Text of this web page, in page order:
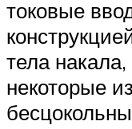
токовые
тела
некоторые